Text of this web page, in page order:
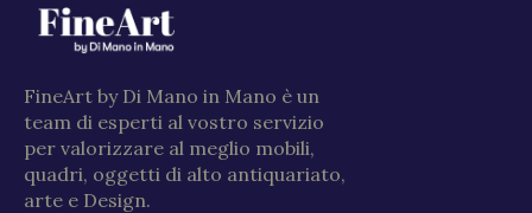
FineArt by Di Mano in Mano è un
team di esperti al vostro servizio
per valorizzare al meglio mobili,
quadri, oggetti di alto antiquariato,
arte e Design.